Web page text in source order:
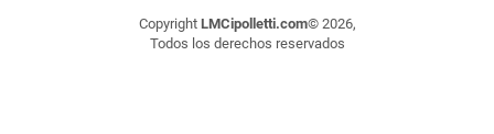
Copyright LMCipolletti.com© 2026,
Todos los derechos reservados